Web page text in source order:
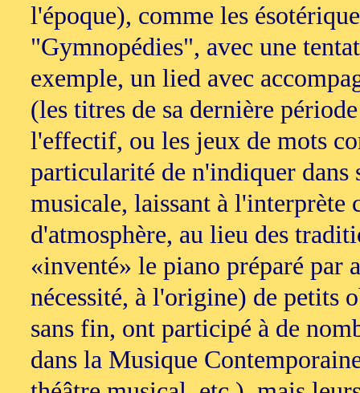
l'époque), comme les
"Gymnopédies", avec une
exemple, un lied avec
(les titres de sa dernière
l'effectif, ou les jeux de mots
particularité de n'indiquer dans
musicale, laissant à l'interprète
d'atmosphère, au lieu des
«inventé» le piano préparé
nécessité, à l'origine) de petits
sans fin, ont participé à de
dans la Musique